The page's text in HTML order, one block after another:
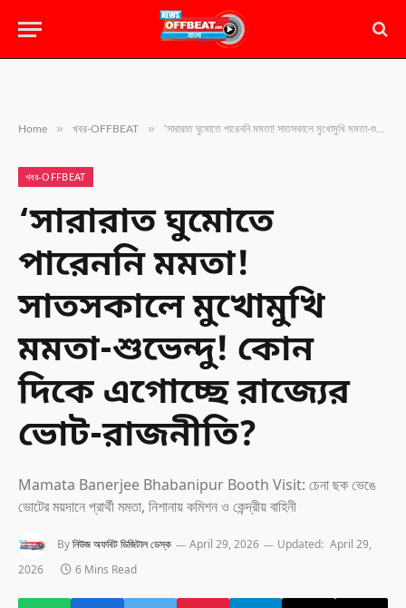
Home » খবর-OFFBEAT » ‘সারারাত ঘুমোতে পারেননি মমতা! সাতসকালে মুখোমুখি মমতা-শুভেন্দু! কোন দিকে এগোচ্ছে রাজ্যের ভোট-রাজনীতি?
খবর-OFFBEAT
‘সারারাত ঘুমোতে
পারেননি মমতা!
সাতসকালে মুখোমুখি
মমতা-শুভেন্দু! কোন
দিকে এগোচ্ছে রাজ্যের
ভোট-রাজনীতি?
Mamata Banerjee Bhabanipur Booth Visit: চেনা ছক ভেঙে
ভোটের ময়দানে প্রার্থী মমতা, নিশানায় কমিশন ও কেন্দ্রীয় বাহিনী
Byনিউজ অফবিট ডিজিটাল ডেস্ক April 29, 2026 Updated: April 29,
2026
6 Mins Read